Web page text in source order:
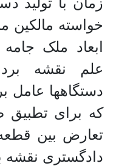
خواسته مالکین
ابعاد ملک
علم نقشه
دستگاهها عامل
که برای تطبیق
تعارض بین
دادگستری نقشه